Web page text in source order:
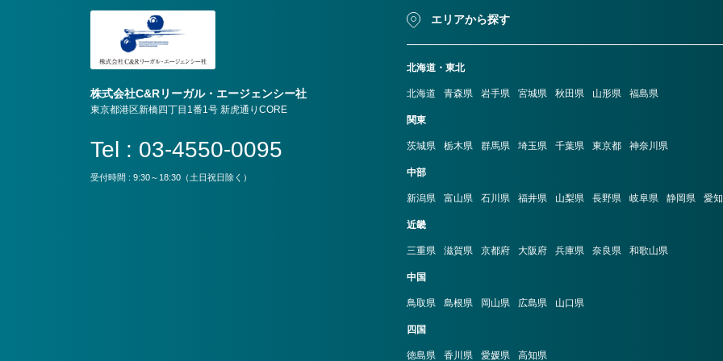
株式会社C&Rリーガル・エージェンシー社
東京都港区新橋四丁目1番1号 新虎通りCORE
Tel : 03-4550-0095
受付時間 : 9:30～18:30（土日祝日除く）
エリアから探す
北海道・東北
北海道 青森県 岩手県 宮城県 秋田県 山形県 福島県
関東
茨城県 栃木県 群馬県 埼玉県 千葉県 東京都 神奈川県
中部
新潟県 富山県 石川県 福井県 山梨県 長野県 岐阜県 静岡県 愛
近畿
三重県 滋賀県 京都府 大阪府 兵庫県 奈良県 和歌山県
中国
鳥取県 島根県 岡山県 広島県 山口県
四国
徳島県 香川県 愛媛県 高知県